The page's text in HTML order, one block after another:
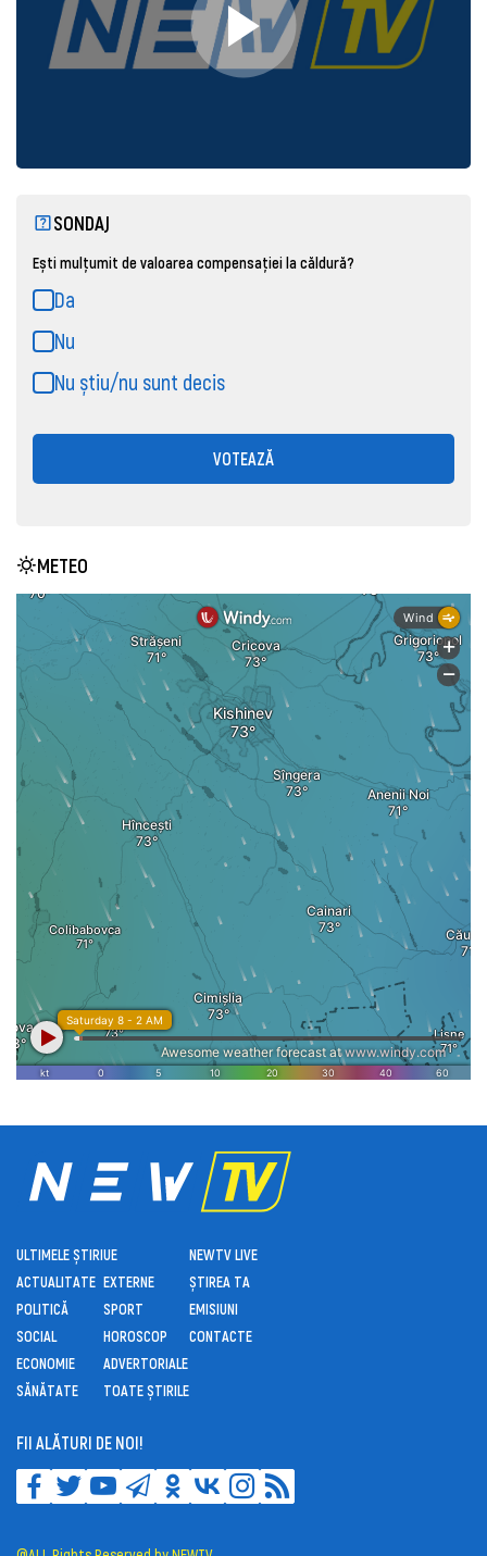
SONDAJ
Ești mulțumit de valoarea compensației la căldură?
Da
Nu
Nu știu/nu sunt decis
VOTEAZĂ
METEO
ULTIMELE ȘTIRI
ACTUALITATE
POLITICĂ
SOCIAL
ECONOMIE
SĂNĂTATE
UE
EXTERNE
SPORT
HOROSCOP
ADVERTORIALE
TOATE ȘTIRILE
NEWTV LIVE
ȘTIREA TA
EMISIUNI
CONTACTE
FII ALĂTURI DE NOI!